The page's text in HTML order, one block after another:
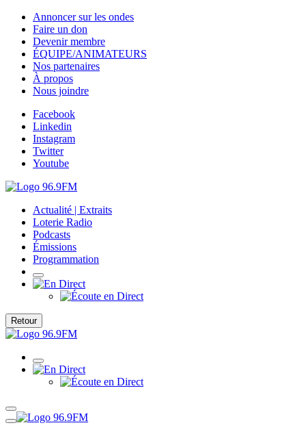
Annoncer sur les ondes
Faire un don
Devenir membre
ÉQUIPE/ANIMATEURS
Nos partenaires
À propos
Nous joindre
Facebook
Linkedin
Instagram
Twitter
Youtube
Actualité | Extraits
Loterie Radio
Podcasts
Émissions
Programmation
Retour